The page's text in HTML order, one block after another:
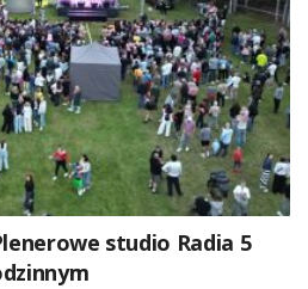
studio Radia 5